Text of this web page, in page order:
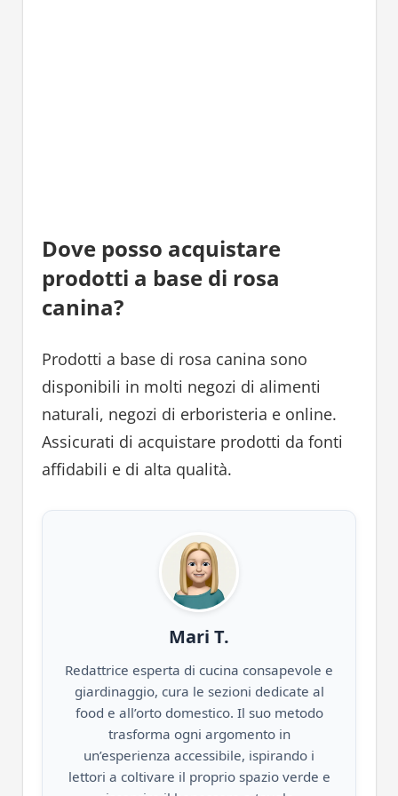
Dove posso acquistare
prodotti a base di rosa
canina?
Prodotti a base di rosa canina sono
disponibili in molti negozi di alimenti
naturali, negozi di erboristeria e online.
Assicurati di acquistare prodotti da fonti
affidabili e di alta qualità.
Mari T.
Redattrice esperta di cucina consapevole e
giardinaggio, cura le sezioni dedicate al
food e all’orto domestico. Il suo metodo
trasforma ogni argomento in
un’esperienza accessibile, ispirando i
lettori a coltivare il proprio spazio verde e